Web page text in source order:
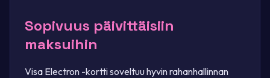
Sopivuus päivittäisiin
maksuihin
Visa Electron -kortti soveltuu hyvin rahanhallinnan